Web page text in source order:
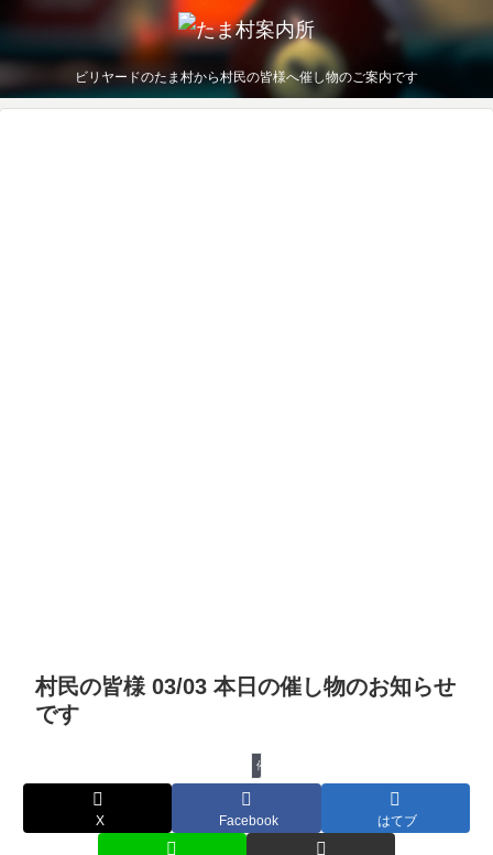
ビリヤードのたま村から村民の皆様へ催し物のご案内です
村民の皆様 03/03 本日の催し物のお知らせ
です
催し物
X Facebook はてブ